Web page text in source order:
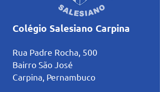
Colégio Salesiano Carpina
Rua Padre Rocha, 500
Bairro São José
Carpina, Pernambuco